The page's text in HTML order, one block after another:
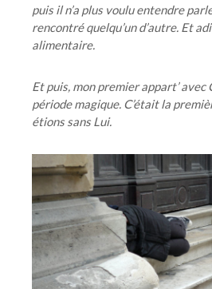
puis il n’a plus voulu entendre
rencontré quelqu’un d’autre. Et
alimentaire.
Et puis, mon premier appart’
période magique. C’était la
étions sans Lui.